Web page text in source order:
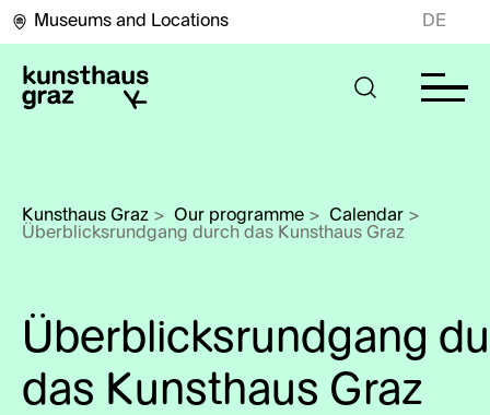
Museums and Locations DE
Kunsthaus Graz > Our programme > Calendar >
Überblicksrundgang durch das Kunsthaus Graz
Überblicksrundgang
das Kunsthaus Graz